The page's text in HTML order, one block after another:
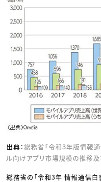
出典：総務省「令和3年版情報
ル向けアプリ市場規模の推移
総務省の「令和3年 情報通信白書